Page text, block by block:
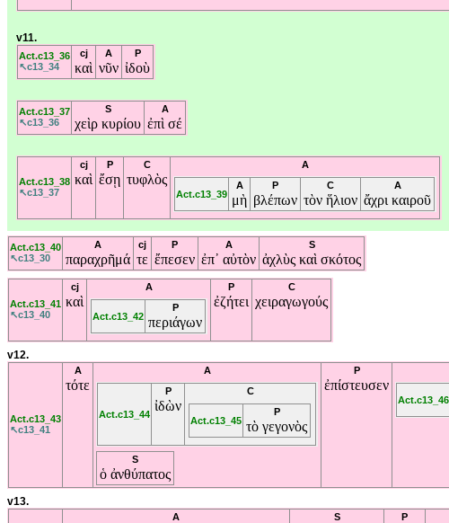
v11.
Act.c13_36
↖c13_34
cj
καὶ
A
νῦν
P
ἰδοὺ
Act.c13_37
↖c13_36
S
χεὶρ κυρίου
A
ἐπὶ σέ
Act.c13_38
↖c13_37
cj
καὶ
P
ἔσῃ
C
τυφλὸς
A
Act.c13_39
A
μὴ
P
βλέπων
C
τὸν ἥλιον
A
ἄχρι καιροῦ
Act.c13_40
↖c13_30
A
παραχρῆμά
cj
τε
P
ἔπεσεν
A
ἐπ᾽ αὐτὸν
S
ἀχλὺς καὶ σκότος
Act.c13_41
↖c13_40
cj
καὶ
A
Act.c13_42
P
περιάγων
P
ἐζήτει
C
χειραγωγούς
v12.
Act.c13_43
↖c13_41
A
τότε
A
Act.c13_44
P
ἰδὼν
C
Act.c13_45
P
τὸ γεγονὸς
S
ὁ ἀνθύπατος
P
ἐπίστευσεν
Act.c13_46
v13.
A S P